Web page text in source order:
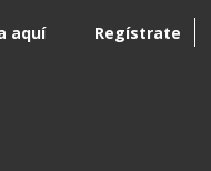
aquí Regístrate